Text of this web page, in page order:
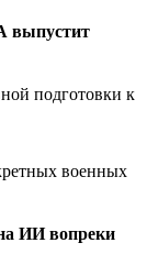
выпустит
подготовки к
ИИ вопреки